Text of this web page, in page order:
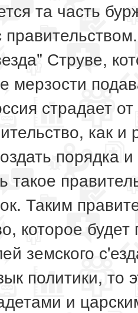
та часть
Струве,
мерзости
страдает
как
порядка
такое
Таким
которое
земского
политики, то
и